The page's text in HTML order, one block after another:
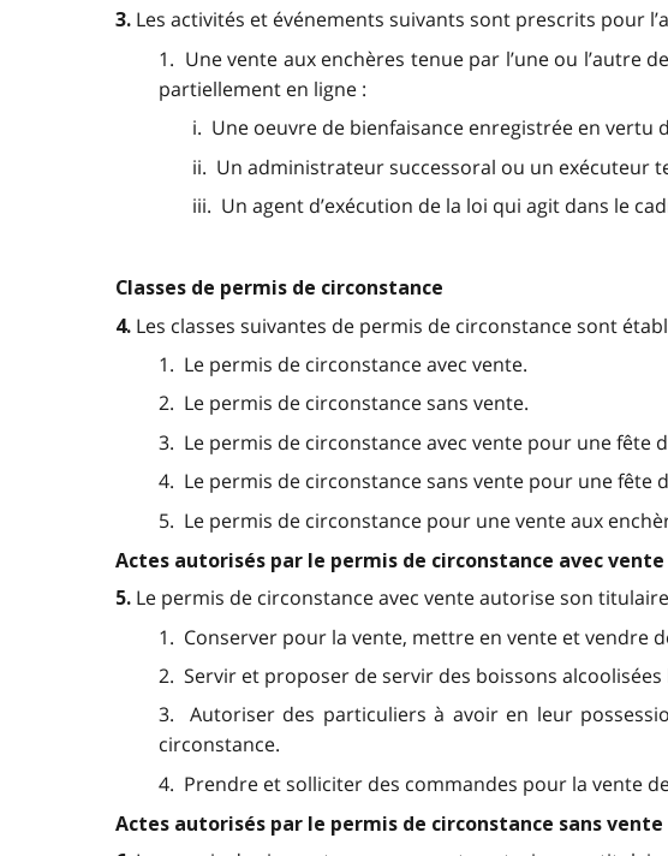
3. Les activités et événements suivants sont prescrits pour
1. Une vente aux enchères tenue par l’une ou l’autre
partiellement en ligne :
i. Une oeuvre de bienfaisance enregistrée en vertu
ii. Un administrateur successoral ou un exécuteur
iii. Un agent d’exécution de la loi qui agit dans le
Classes de permis de circonstance
4. Les classes suivantes de permis de circonstance sont
1. Le permis de circonstance avec vente.
2. Le permis de circonstance sans vente.
3. Le permis de circonstance avec vente pour une fête
4. Le permis de circonstance sans vente pour une fête
5. Le permis de circonstance pour une vente aux
Actes autorisés par le permis de circonstance avec vente
5. Le permis de circonstance avec vente autorise son
1. Conserver pour la vente, mettre en vente et vendre
2. Servir et proposer de servir des boissons alcoolisées
3. Autoriser des particuliers à avoir en leur
circonstance.
4. Prendre et solliciter des commandes pour la vente
Actes autorisés par le permis de circonstance sans vente